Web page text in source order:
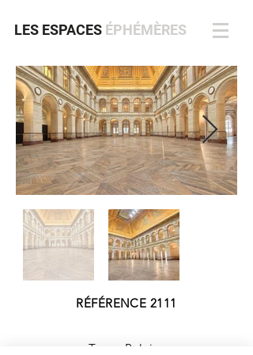
LES ESPACES ÉPHÉMÈRES
RÉFÉRENCE 2111
Type : Palais